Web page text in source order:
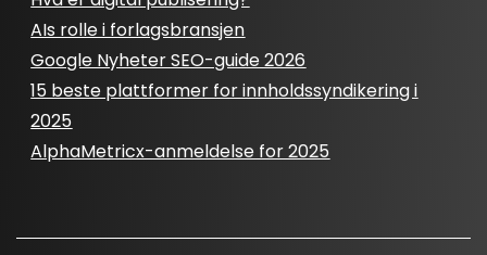
AIs rolle i forlagsbransjen
Google Nyheter SEO-guide 2026
15 beste plattformer for innholdssyndikering i
2025
AlphaMetricx-anmeldelse for 2025